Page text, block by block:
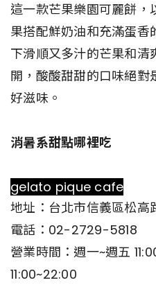
這一款芒果樂園可麗餅，
果搭配鮮奶油和充滿蛋香
下滑順又多汁的芒果和清
開，酸酸甜甜的口味絕對
好滋味。
消暑系甜點哪裡吃
gelato pique cafe
地址：台北市信義區松高
電話：02-2729-5818
營業時間：週一~週五
11:00~22:00